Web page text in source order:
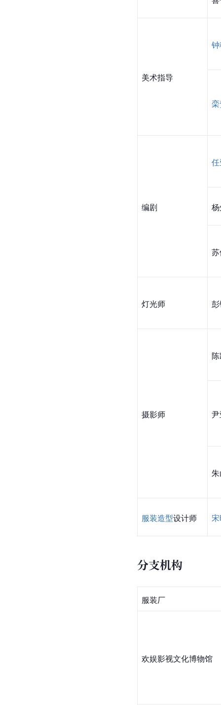
美术指导
编剧
灯光师
摄影师
服装造型设计师
分支机构
服装厂
欢娱影视文化博物馆